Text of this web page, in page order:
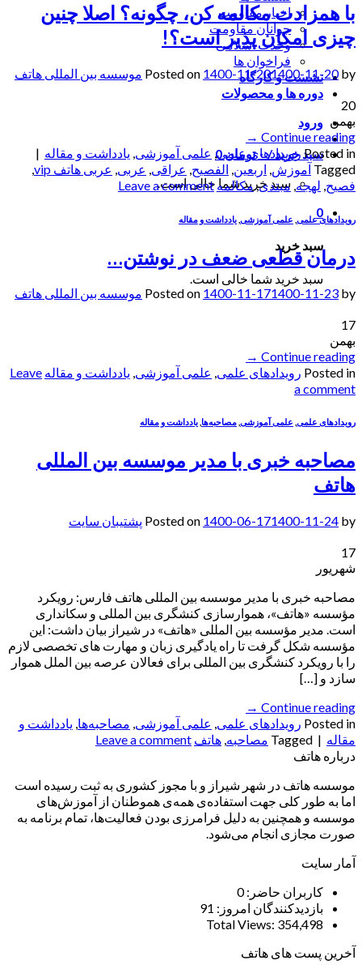
اخبار مقاومت
جوانان مقاومت
وحدت اسلامی
فراخوان ها
نشست و کارگاه
دوره ها و محصولات
ورود
سبد خرید /۰تومان0
سبد خرید شما خالی است.
0
سبد خرید
سبد خرید شما خالی است.
با همزادت مکالمه کن، چگونه؟ اصلا چنین
چیزی امکان پذیر است؟!
Posted on 1400-11-201400-11-20by موسسه بین المللی هاتف
20
بهمن
Continue reading
→
Posted in رویدادهای علمی, علمی آموزشی یادداشت‌ و مقاله |
Tagged آموزش اربعین الفصيح عراقی عربی عربی هاتف vip
فصیح لهجه مبتدی,مکالمه Leave a comment
رویدادهای علمی علمی آموزشی یادداشت‌ و مقاله
درمان قطعی ضعف در نوشتن…
Posted on 1400-11-171400-11-23 by موسسه بین المللی هاتف
17
بهمن
Continue reading
→
Posted in رویدادهای علمی, علمی آموزشی, یادداشت‌ و مقاله Leave
a comment
رویدادهای علمی علمی آموزشی مصاحبه‌ها یادداشت‌ و مقاله
مصاحبه خبری با مدیر موسسه بین المللی
هاتف
Posted on 1400-06-171400-11-24 by پشتیبان سایت
17
شهریور
مصاحبه خبری با مدیر موسسه بین المللی هاتف فارس: رویکرد
مؤسسه «هاتف»، هموارسازی کنشگری بین المللی و سکانداری
است. مدیر مؤسسه بین المللی «هاتف» در شیراز بیان داشت: این
مؤسسه شکل گرفت تا راه یادگیری زبان و مهارت های تخصصی لازم
را با رویکرد کنشگری بین المللی برای فعالان عرصه بین الملل هموار
سازد و […]
Continue reading
→
Posted in رویدادهای علمی, علمی آموزشی, مصاحبه‌ها, یادداشت‌ و
مقاله |
Tagged مصاحبه, هاتف Leave a comment
درباره هاتف
موسسه هاتف در شهر شیراز و با مجوز کشوری به ثبت رسیده است
اما به طور کلی جهت استفاده‌ی همه‌ی هموطنان از آموزش‌های
موسسه و همچنین به دلیل فرامرزی بودن فعالیت‌ها، تمام برنامه به
صورت مجازی انجام می‌شود.
آمار سایت
کاربران حاضر:0
بازدیدکنندگان امروز: 91
Total Views: 354,498
آخرین پست های هاتف